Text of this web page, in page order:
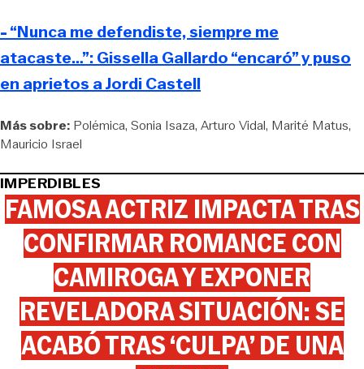
- “Nunca me defendiste, siempre me
atacaste…”: Gissella Gallardo “encaró” y puso
en aprietos a Jordi Castell
Más sobre: Polémica Sonia Isaza Arturo Vidal Marité Matus
Mauricio Israel
IMPERDIBLES
FAMOSA ACTRIZ IMPACTA TRAS
CONFIRMAR ROMANCE CON
CAMIROGA Y EXPONER
REVELADORA SITUACIÓN: SE
ACABÓ TRAS ‘CULPA’ DE UNA